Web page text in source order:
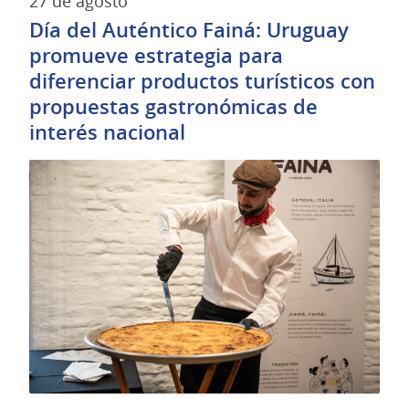
Día del Auténtico Fainá: Uruguay
promueve estrategia para
diferenciar productos turísticos con
propuestas gastronómicas de
interés nacional